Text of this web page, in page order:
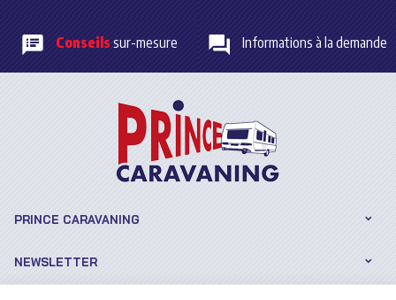
Conseilssur-mesure Informations à la demande
PRINCE CARAVANING
NEWSLETTER